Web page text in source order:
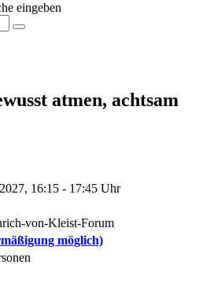
eingeben
atmen, achtsam
16:15 - 17:45 Uhr
von-Kleist-Forum
möglich)